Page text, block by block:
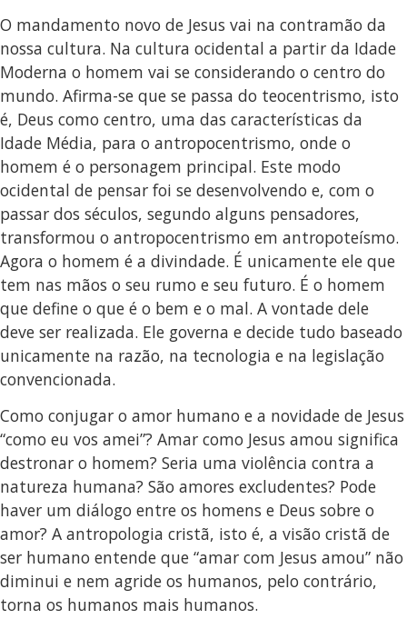
O mandamento novo de Jesus vai na contramão da
nossa cultura. Na cultura ocidental a partir da Idade
Moderna o homem vai se considerando o centro do
mundo. Afirma-se que se passa do teocentrismo, isto
é, Deus como centro, uma das características da
Idade Média, para o antropocentrismo, onde o
homem é o personagem principal. Este modo
ocidental de pensar foi se desenvolvendo e, com o
passar dos séculos, segundo alguns pensadores,
transformou o antropocentrismo em antropoteísmo.
Agora o homem é a divindade. É unicamente ele que
tem nas mãos o seu rumo e seu futuro. É o homem
que define o que é o bem e o mal. A vontade dele
deve ser realizada. Ele governa e decide tudo baseado
unicamente na razão, na tecnologia e na legislação
convencionada.
Como conjugar o amor humano e a novidade de Jesus
“como eu vos amei”? Amar como Jesus amou significa
destronar o homem? Seria uma violência contra a
natureza humana? São amores excludentes? Pode
haver um diálogo entre os homens e Deus sobre o
amor? A antropologia cristã, isto é, a visão cristã de
ser humano entende que “amar com Jesus amou” não
diminui e nem agride os humanos, pelo contrário,
torna os humanos mais humanos.